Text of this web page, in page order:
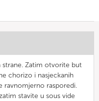
strane. Zatim otvorite but
chorizo i nasjeckanih
ravnomjerno rasporedi.
stavite u sous vide